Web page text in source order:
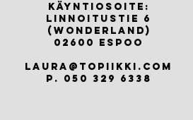
Käyntiosoite:
LINNOITUSTIE 6
(WONDERLAND)
02600 ESPOO
laura@topiikki.com
P. 050 329 6338